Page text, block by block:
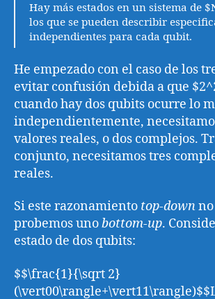
Hay más estados en un sistema de
los que se pueden describir
independientes para cada qubit.
He empezado con el caso de los
evitar confusión debida a que
cuando hay dos qubits ocurre lo
independientemente,
valores reales, o dos complejos.
conjunto, necesitamos tres
reales.
Si este razonamiento top-down
probemos unobottom-up.
estado de dos qubits:
$$\frac{1}{\sqrt 2}